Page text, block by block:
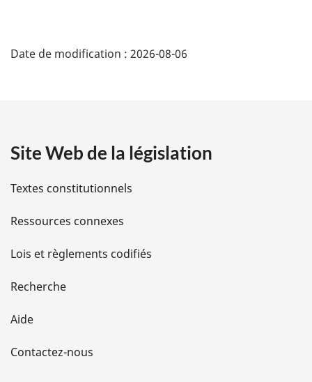
é
i
l
s
d
e
l
Date de modification : 2026-08-06
Site Web de la législation
Textes constitutionnels
Ressources connexes
Lois et règlements codifiés
Recherche
Aide
Contactez-nous